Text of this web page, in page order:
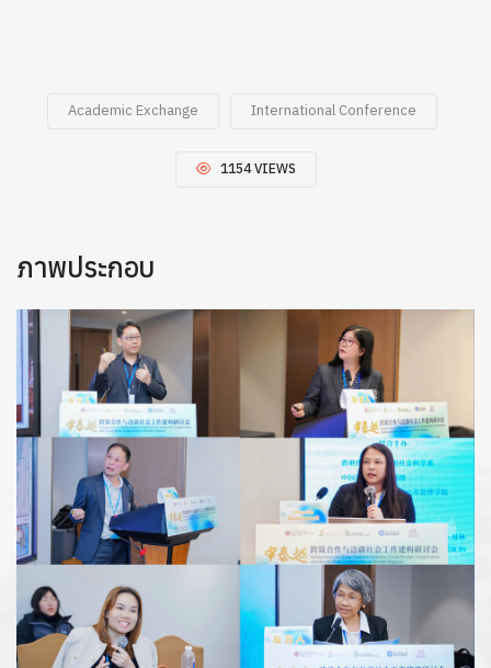
Academic Exchange International Conference
1154 VIEWS
ภาพประกอบ